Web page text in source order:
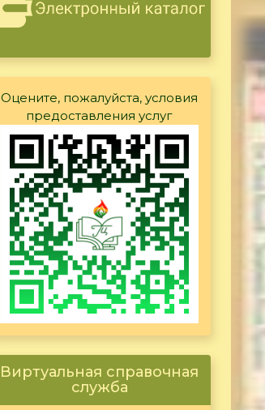
Оцените, пожалуйста, условия
предоставления услуг
Виртуальная справочная
служба